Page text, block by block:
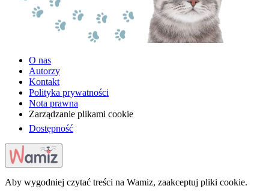
O nas
Autorzy
Kontakt
Polityka prywatności
Nota prawna
Zarządzanie plikami cookie
Dostępność
Aby wygodniej czytać treści na Wamiz, zaakceptuj pliki cookie.